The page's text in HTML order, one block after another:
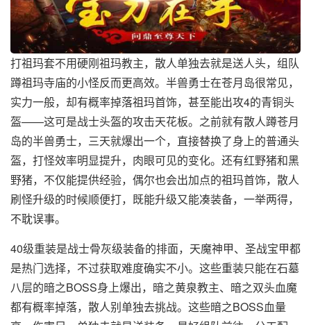
打祖玛套不用硬刚祖玛教主，散人单独去就是送人头，组队
蹲祖玛寺庙的小怪反而更高效。半兽勇士在苍月岛很常见，
实力一般，却有概率掉落祖玛首饰，甚至能出攻4的青铜头
盔——这可是战士头盔的攻击天花板。之前就有散人蹲苍月
岛的半兽勇士，三天就爆出一个，直接替换了身上的普通头
盔，打怪效率明显提升，肉眼可见的变化。还有红野猪和黑
野猪，不仅能提供经验，偶尔也会出加点的祖玛首饰，散人
刷怪升级的时候顺便打，既能升级又能凑装备，一举两得，
不耽误事。
40级重装是战士骨灰级装备的排面，天魔神甲、圣战宝甲都
是热门选择，不过获取难度确实不小。这些重装只能在石墓
八层的暗之BOSS身上爆出，暗之黄泉教主、暗之双头血魔
都有概率掉落，散人别单独去挑战。这些暗之BOSS血量